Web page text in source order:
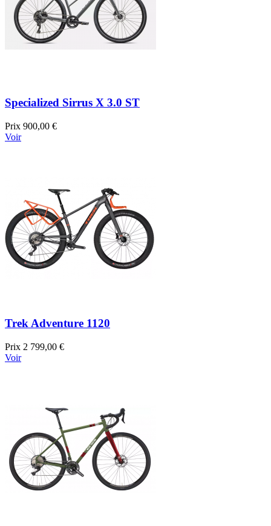
Specialized Sirrus X 3.0 ST
Prix 900,00 €
Voir
Trek Adventure 1120
Prix 2 799,00 €
Voir